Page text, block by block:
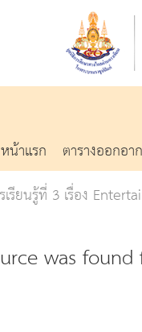
หน้าแรก ตารางออกอา
รียนรู้ที่ 3 เรื่อง
was